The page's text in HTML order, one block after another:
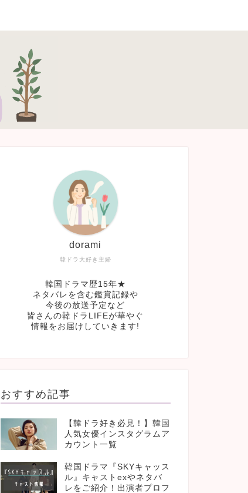
韓ドラ大好き主婦
dorami
韓国ドラマ歴15年★
ネタバレを含む鑑賞記録や
今後の放送予定など
皆さんの韓ドラLIFEが華やぐ
情報をお届けしていきます!
おすすめ記事
【韓ドラ好き必見！】韓国
人気女優インスタグラムア
カウント一覧
韓国ドラマ『SKYキャッス
ル』キャストexやネタバ
レをご紹介！出演者プロフ